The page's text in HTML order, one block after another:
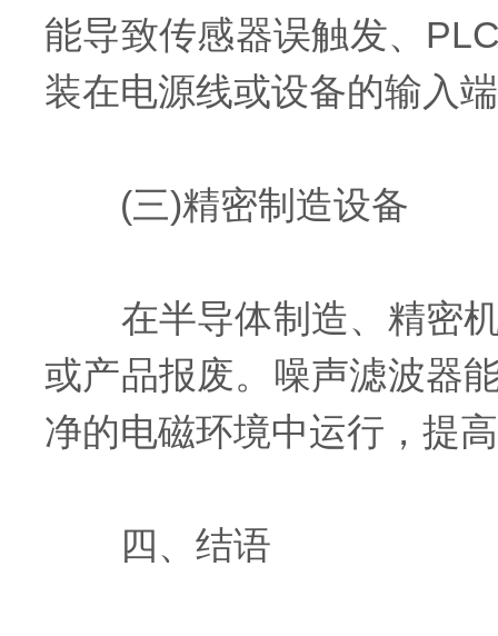
能导致传感器误触发、
装在电源线或设备的输入
(三)精密制造设备
在半导体制造、精密机
或产品报废。噪声滤波器
净的电磁环境中运行，提
四、结语